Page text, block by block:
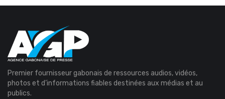
Premier fournisseur gabonais de ressources audios, vidéos,
photos et d’informations fiables destinées aux médias et au
publics.